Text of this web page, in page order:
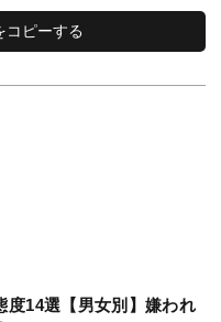
ピーする
度14選【男女別】嫌われ